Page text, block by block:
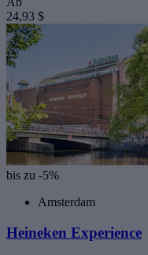
24,93 $
bis zu -5%
Amsterdam
Heineken Experience